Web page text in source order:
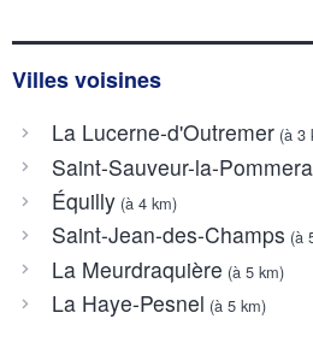
Villes voisines
La Lucerne-d'Outremer(à 3
Saint-Sauveur-la-
Équilly(à 4 km)
Saint-Jean-des-Champs (à
La Meurdraquière (à 5 km)
La Haye-Pesnel (à 5 km)